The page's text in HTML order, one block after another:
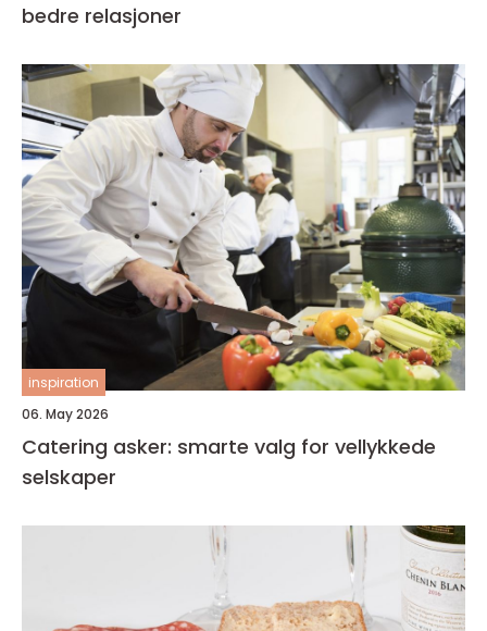
bedre relasjoner
inspiration
06. May 2026
Catering asker: smarte valg for vellykkede
selskaper